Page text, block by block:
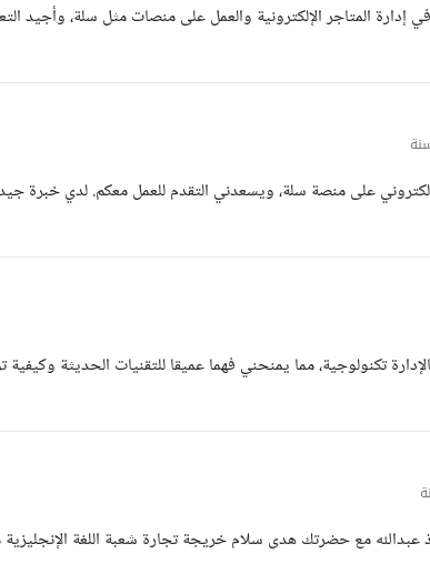
إدارة المتاجر الإلكترونية والعمل على منصات مثل سلة، وأجيد
على منصة سلة، ويسعدني التقدم للعمل معكم. لدي خبرة
تكنولوجية، مما يمنحني فهما عميقا للتقنيات الحديثة
عبدالله مع حضرتك هدى سلام خريجة تجارة شعبة اللغة